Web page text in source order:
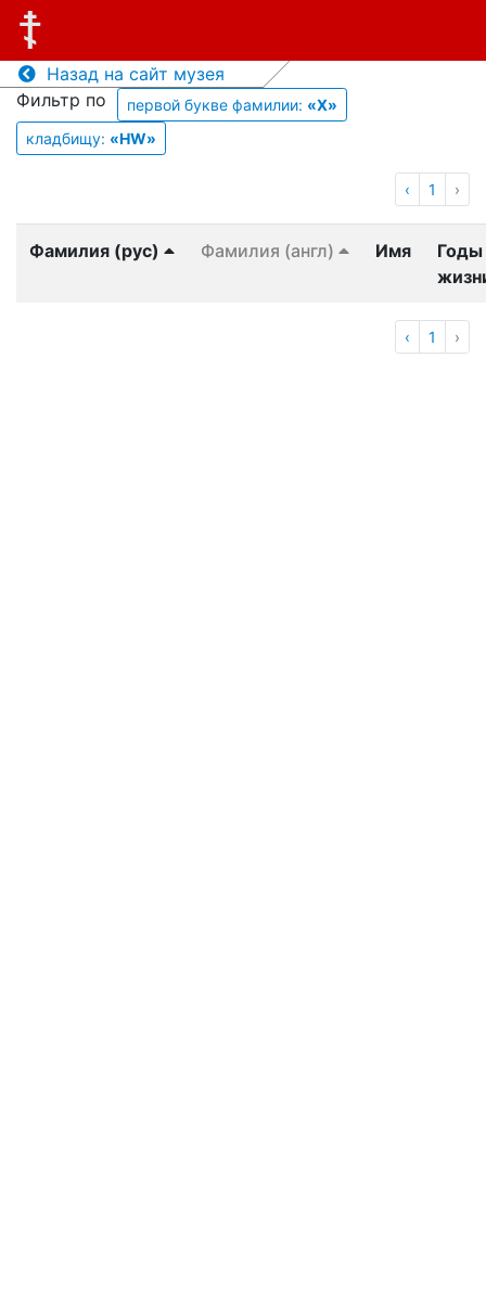
Назад на сайт музея
Фильтр по
первой букве фамилии: «Х»
кладбищу: «HW»
‹ 1 ›
Фамилия (рус) Фамилия (англ) Имя
Годы
‹ 1 ›